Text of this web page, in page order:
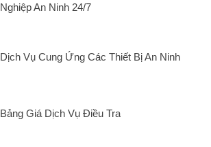
Nghiệp An Ninh 24/7
Dịch Vụ Cung Ứng Các Thiết Bị An Ninh
Bảng Giá Dịch Vụ Điều Tra